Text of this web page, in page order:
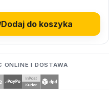
Dodaj do koszyka
ONLINE I DOSTAWA